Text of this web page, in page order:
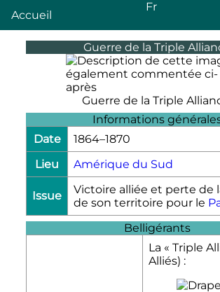
Accueil
Fr
Guerre de la Triple
Guerre de la Triple
Informations
Date
1864–1870
Lieu
Amérique du Sud
Issue
Victoire alliée et perte de
de son territoire pour le
Belligérants
La « Triple
Alliés) :